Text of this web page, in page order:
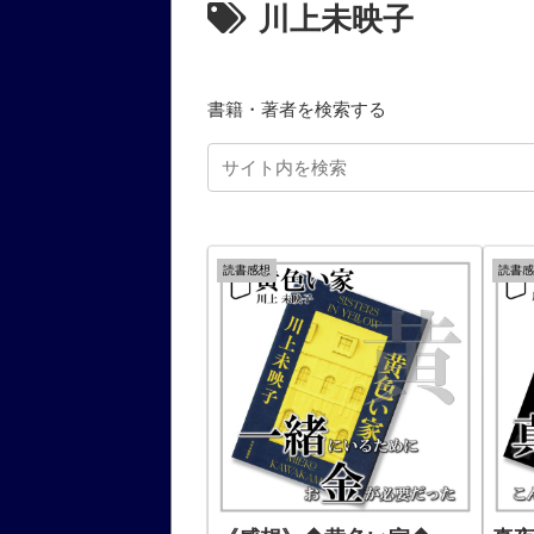
川上未映子
書籍・著者を検索する
読書感想 読書